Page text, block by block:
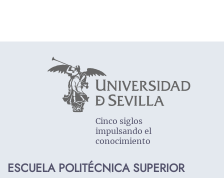
Cinco siglos
impulsando el
conocimiento
ESCUELA POLITÉCNICA SUPERIOR